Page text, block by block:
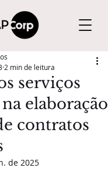
serviços
elaboração
contratos
2 min de leitura
de 2025